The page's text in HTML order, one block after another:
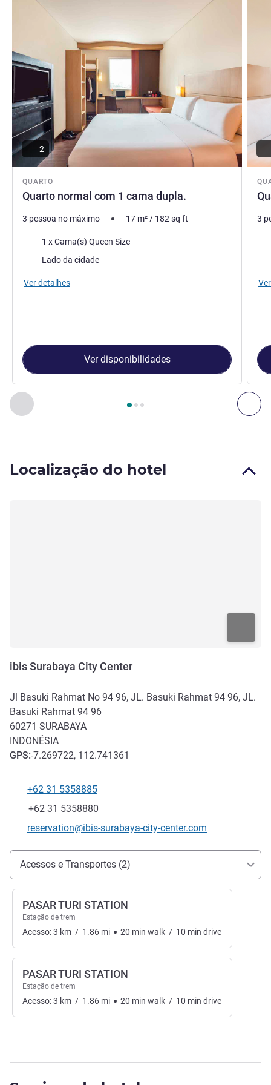
Anterior - Quarto
Página , Quarto 1 : Quarto normal com 1 cama
QUARTO
Quarto normal com 1 cama dupla.
2
3 pessoa no máximo 17 m²/ 182sq ft
Cama1 x Cama(s) Queen Size
Vistas:Lado da cidade
Ver detalhes
Ver disponibilidades
3
Localização do hotel
ibis Surabaya City Center
Jl Basuki Rahmat No 94 96, JL. Basuki Rahmat 94 96, JL.
Basuki Rahmat 94 96
60271 SURABAYA
INDONÉSIA
GPS:-7.269722, 112.741361
Telefone
+62 31 5358885
Fax
+62 31 5358880
E-mail de contacto
reservation@ibis-surabaya-city-center.com
Acesso e transporte
Acessos e Transportes (2)
PASAR TURI STATION
Estação de trem
Acesso:3 km / 1.86 mi 20 min walk / 10 min drive
PASAR TURI STATION
Estação de trem
Acesso:3 km / 1.86 mi 20 min walk / 10 min drive